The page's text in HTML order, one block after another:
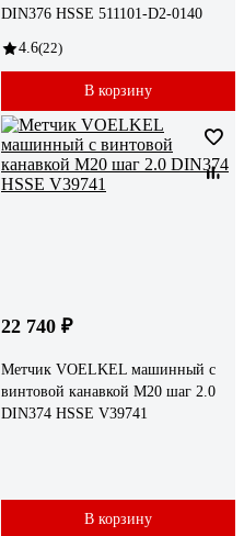
DIN376 HSSE 511101-D2-0140
4.6(22)
В корзину
22 740 ₽
Метчик VOELKEL машинный с
винтовой канавкой М20 шаг 2.0
DIN374 HSSE V39741
В корзину